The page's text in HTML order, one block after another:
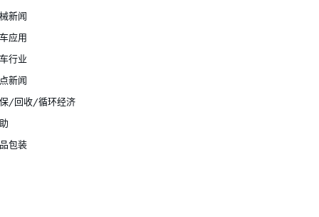
新闻
应用
行业
新闻
/回收/循环经济
包装